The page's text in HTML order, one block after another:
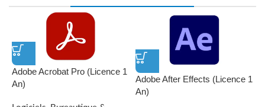
Adobe Acrobat Pro (Licence 1
An)
Adobe After Effects (Licence 1
An)